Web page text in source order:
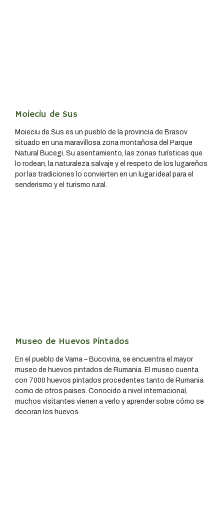
Moieciu de Sus
Moieciu de Sus es un pueblo de la provincia de Brasov
situado en una maravillosa zona montañosa del Parque
Natural Bucegi. Su asentamiento, las zonas turísticas que
lo rodean, la naturaleza salvaje y el respeto de los lugareños
por las tradiciones lo convierten en un lugar ideal para el
senderismo y el turismo rural.
Museo de Huevos Pintados
En el pueblo de Vama – Bucovina, se encuentra el mayor
museo de huevos pintados de Rumania. El museo cuenta
con 7000 huevos pintados procedentes tanto de Rumania
como de otros paises. Conocido a nivel internacional,
muchos visitantes vienen a verlo y aprender sobre cómo se
decoran los huevos.